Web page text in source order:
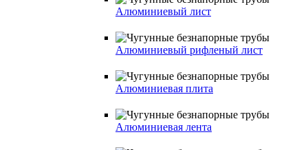
Алюминиевый лист
Алюминиевый рифленый лист
Алюминиевая плита
Алюминиевая лента